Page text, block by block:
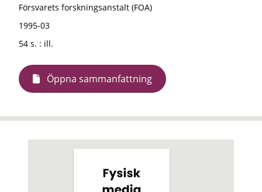
Försvarets forskningsanstalt (FOA)
1995-03
54 s. : ill.
Öppna sammanfattning